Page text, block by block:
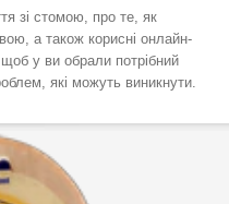
зі стомою, про те, як
а також корисні онлайн-
у ви обрали потрібний
які можуть виникнути.